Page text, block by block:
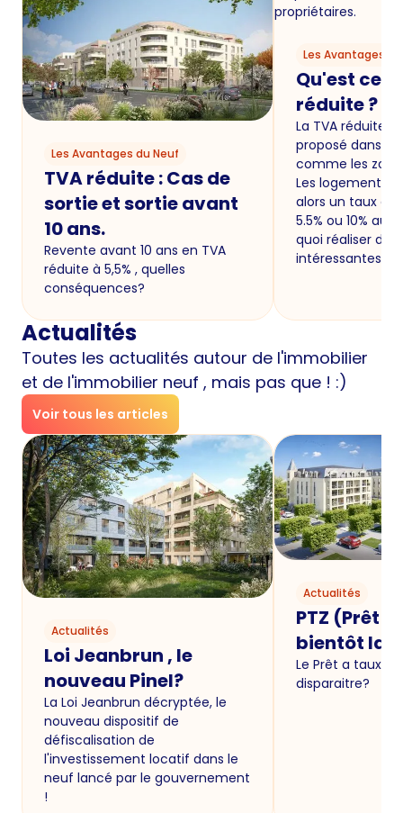
Les Avantages du Neuf
TVA réduite : Cas de
sortie et sortie avant
10 ans.
Revente avant 10 ans en TVA
réduite à 5,5% , quelles
conséquences?
Les Avantages
Qu'est ce
réduite ?
La TVA réduite
proposé dans
comme les
Les logements
alors un taux de
5.5% ou 10% au
quoi réaliser
intéressantes
Actualités
Toutes les actualités autour de l'immobilier
et de l'immobilier neuf , mais pas que ! :)
Voir tous les articles
Actualités
Loi Jeanbrun , le
nouveau Pinel?
La Loi Jeanbrun décryptée, le
nouveau dispositif de
défiscalisation de
l'investissement locatif dans le
neuf lancé par le gouvernement
!
Actualités
PTZ (Prêt
bientôt la
Le Prêt a taux
disparaitre?